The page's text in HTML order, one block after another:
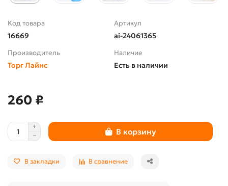
Код товара
16669
Артикул
ai-24061365
Производитель
Торг Лайнс
Наличие
Есть в наличии
260 ₽
В корзину
В закладки В сравнение